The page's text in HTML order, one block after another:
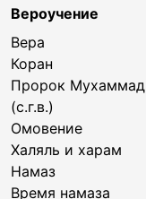
Вероучение
Вера
Коран
Пророк Мухаммад
(с.г.в.)
Омовение
Халяль и харам
Намаз
Время намаза